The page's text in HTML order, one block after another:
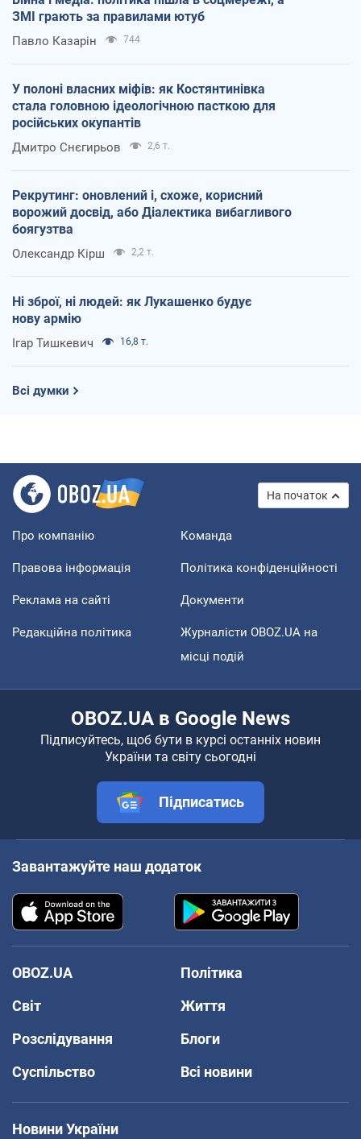
ЗМІ грають за правилами ютуб
Павло Казарін 744
У полоні власних міфів: як Костянтинівка
стала головною ідеологічною пасткою для
російських окупантів
Дмитро Снєгирьов 2,6 т.
Рекрутинг: оновлений і, схоже, корисний
ворожий досвід, або Діалектика вибагливого
боягузтва
Олександр Кірш 2,2 т.
Ні зброї, ні людей: як Лукашенко будує
нову армію
Ігар Тишкевич 16,8 т.
Всі думки
На початок
Про компанію Команда
Правова інформація Політика конфіденційності
Реклама на сайті Документи
Редакційна політика
Журналісти OBOZ.UA на
місці подій
OBOZ.UA в Google News
Підписуйтесь, щоб бути в курсі останніх новин
України та світу сьогодні
Підписатись
Завантажуйте наш додаток
OBOZ.UA
Політика
Світ
Життя
Розслідування
Блоги
Суспільство
Всі новини
Новини України